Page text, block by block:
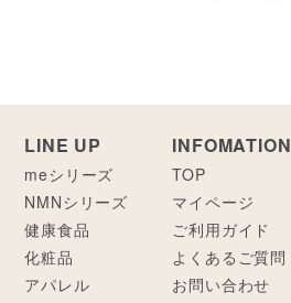
LINE UP
meシリーズ
NMNシリーズ
健康食品
化粧品
アパレル
INFOMATION
TOP
マイページ
ご利用ガイド
よくあるご質問
お問い合わせ